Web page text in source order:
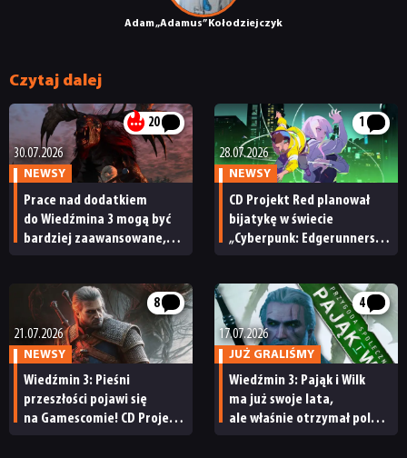
Adam „Adamus” Kołodziejczyk
Czytaj dalej
20
30.07.2026
NEWSY
Prace nad dodatkiem
do Wiedźmina 3 mogą być
bardziej zaawansowane,
tajemnicy
1
28.07.2026
NEWSY
CD Projekt Red planował
bijatykę w świecie
„Cyberpunk: Edgerunners”.
Shantae
8
21.07.2026
NEWSY
Wiedźmin 3: Pieśni
przeszłości pojawi się
na Gamescomie! CD Projekt
4
17.07.2026
JUŻ GRALIŚMY
Wiedźmin 3: Pająk i Wilk
ma już swoje lata,
ale właśnie otrzymał polski